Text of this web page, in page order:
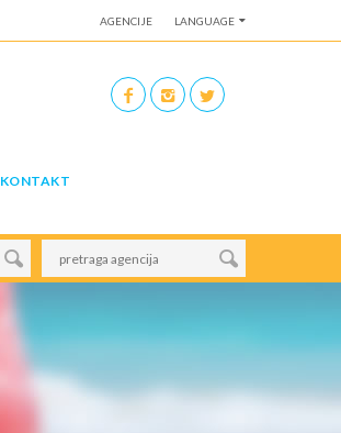
AGENCIJE LANGUAGE
KONTAKT